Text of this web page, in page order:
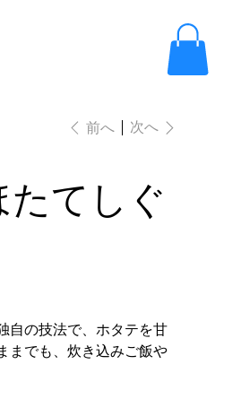
前へ 次へ
てしぐ
自の技法で、ホタテを甘
までも、炊き込みご飯や